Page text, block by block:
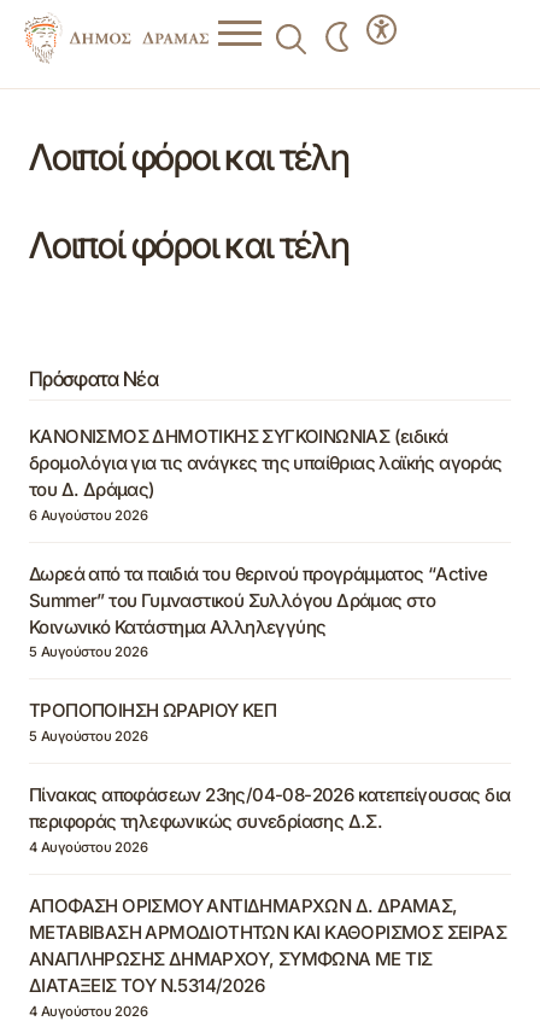
Λοιποί φόροι και τέλη
Λοιποί φόροι και τέλη
Πρόσφατα Νέα
ΚΑΝΟΝΙΣΜΟΣ ΔΗΜΟΤΙΚΗΣ ΣΥΓΚΟΙΝΩΝΙΑΣ (ειδικά
δρομολόγια για τις ανάγκες της υπαίθριας λαϊκής αγοράς
του Δ. Δράμας)
6 Αυγούστου 2026
Δωρεά από τα παιδιά του θερινού προγράμματος “Active
Summer” του Γυμναστικού Συλλόγου Δράμας στο
Κοινωνικό Κατάστημα Αλληλεγγύης
5 Αυγούστου 2026
ΤΡΟΠΟΠΟΙΗΣΗ ΩΡΑΡΙΟΥ ΚΕΠ
5 Αυγούστου 2026
Πίνακας αποφάσεων 23ης/04-08-2026 κατεπείγουσας δια
περιφοράς τηλεφωνικώς συνεδρίασης Δ.Σ.
4 Αυγούστου 2026
ΑΠΟΦΑΣΗ ΟΡΙΣΜΟΥ ΑΝΤΙΔΗΜΑΡΧΩΝ Δ. ΔΡΑΜΑΣ,
ΜΕΤΑΒΙΒΑΣΗ ΑΡΜΟΔΙΟΤΗΤΩΝ ΚΑΙ ΚΑΘΟΡΙΣΜΟΣ ΣΕΙΡΑΣ
ΑΝΑΠΛΗΡΩΣΗΣ ΔΗΜΑΡΧΟΥ, ΣΥΜΦΩΝΑ ΜΕ ΤΙΣ
ΔΙΑΤΑΞΕΙΣ ΤΟΥ Ν.5314/2026
4 Αυγούστου 2026